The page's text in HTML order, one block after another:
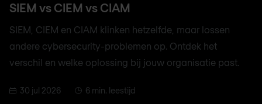
SIEM vs CIEM vs CIAM
SIEM, CIEM en CIAM klinken hetzelfde, maar lossen
andere cybersecurity-problemen op. Ontdek het
verschil en welke oplossing bij jouw organisatie past.
30 jul 2026 6 min. leestijd